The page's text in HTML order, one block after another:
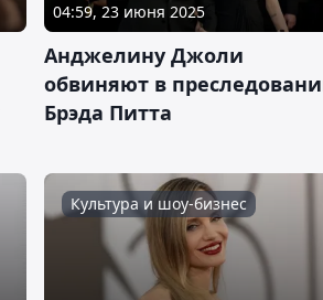
04:59, 23 июня 2025
Анджелину Джоли
обвиняют в
Брэда Питта
Культура и шоу-бизнес